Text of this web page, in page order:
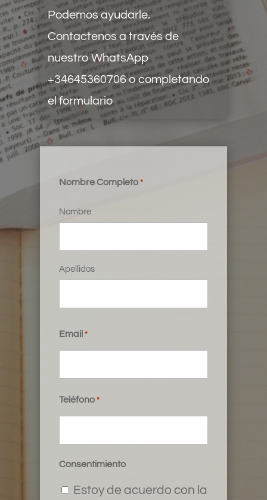
Podemos ayudarle.
Contactenos a través de
nuestroWhatsApp
+34645360706o completando
el formulario
Nombre Completo *
Nombre
Apellidos
Email *
Teléfono *
Consentimiento
Estoy de acuerdo con la